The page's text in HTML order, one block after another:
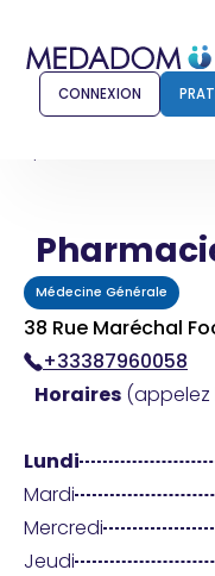
Comment ça
Pour les
Pharmacien
CONNEXION
Médecine Générale
38 Rue Maréchal
+33387960058
Horaires (appelez
Lundi
Mardi
Mercredi
Jeudi